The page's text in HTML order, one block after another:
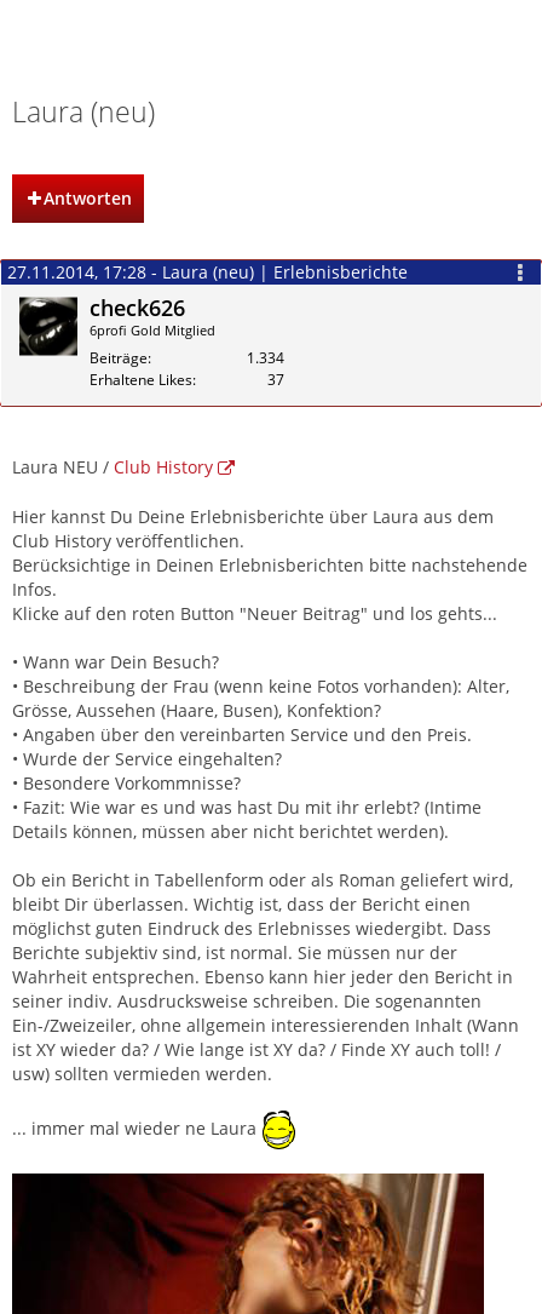
Laura (neu)
Antworten
27.11.2014, 17:28 - Laura (neu) | Erlebnisberichte
check626
6profi Gold Mitglied
Beiträge
1.334
Erhaltene Likes
37
Laura NEU / Club History
Hier kannst Du Deine Erlebnisberichte über Laura aus dem
Club History veröffentlichen.
Berücksichtige in Deinen Erlebnisberichten bitte nachstehende
Infos.
Klicke auf den roten Button "Neuer Beitrag" und los gehts...
• Wann war Dein Besuch?
• Beschreibung der Frau (wenn keine Fotos vorhanden): Alter,
Grösse, Aussehen (Haare, Busen), Konfektion?
• Angaben über den vereinbarten Service und den Preis.
• Wurde der Service eingehalten?
• Besondere Vorkommnisse?
• Fazit: Wie war es und was hast Du mit ihr erlebt? (Intime
Details können, müssen aber nicht berichtet werden).
Ob ein Bericht in Tabellenform oder als Roman geliefert wird,
bleibt Dir überlassen. Wichtig ist, dass der Bericht einen
möglichst guten Eindruck des Erlebnisses wiedergibt. Dass
Berichte subjektiv sind, ist normal. Sie müssen nur der
Wahrheit entsprechen. Ebenso kann hier jeder den Bericht in
seiner indiv. Ausdrucksweise schreiben. Die sogenannten
Ein-/Zweizeiler, ohne allgemein interessierenden Inhalt (Wann
ist XY wieder da? / Wie lange ist XY da? / Finde XY auch toll! /
usw) sollten vermieden werden.
... immer mal wieder ne Laura